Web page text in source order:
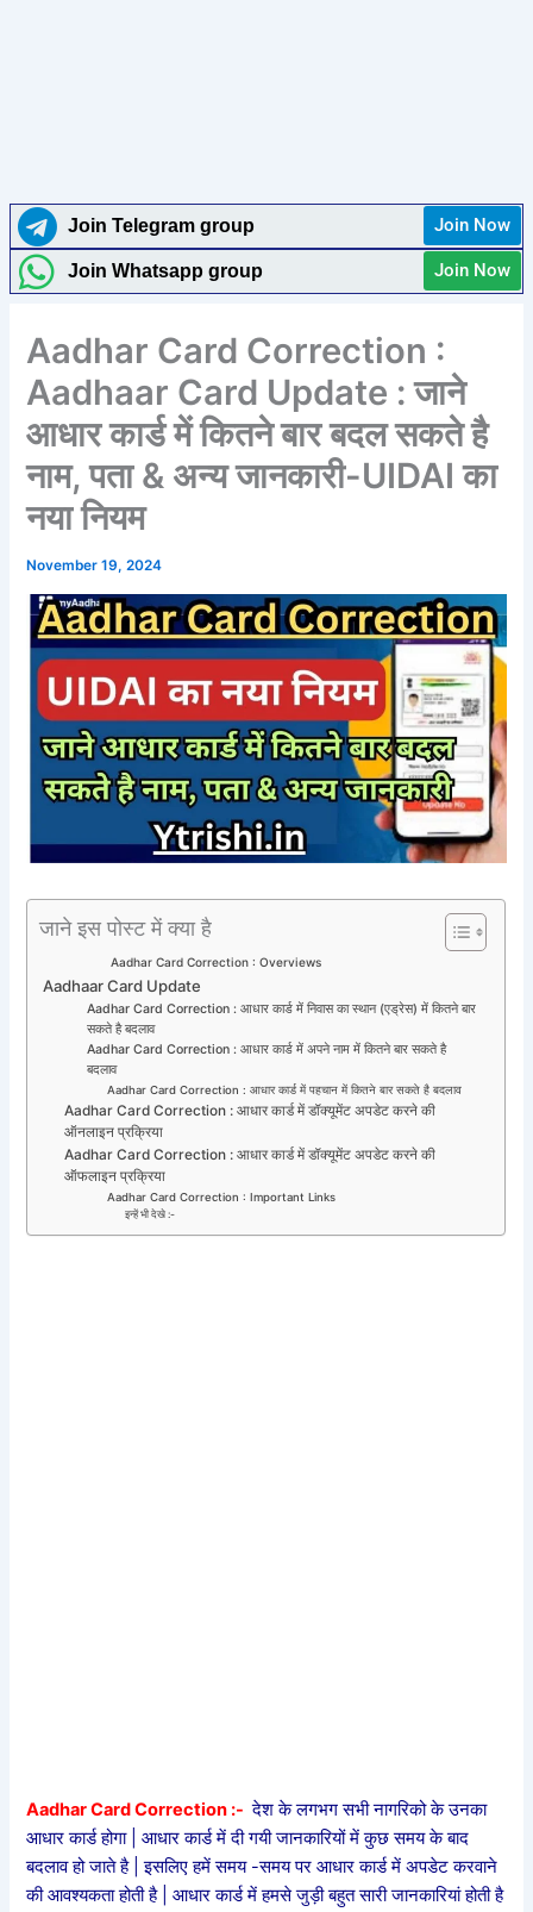
Join Telegram group Join Now
Join Whatsapp group Join Now
Aadhar Card Correction :
Aadhaar Card Update : जाने
आधार कार्ड में कितने बार बदल सकते है
नाम, पता & अन्य जानकारी-UIDAI का
नया नियम
November 19, 2024
जाने इस पोस्ट में क्या है
Aadhar Card Correction : Overviews
Aadhaar Card Update
Aadhar Card Correction : आधार कार्ड में निवास का स्थान (एड्रेस) में कितने बार
सकते है बदलाव
Aadhar Card Correction : आधार कार्ड में अपने नाम में कितने बार सकते है
बदलाव
Aadhar Card Correction : आधार कार्ड में पहचान में कितने बार सकते है बदलाव
Aadhar Card Correction : आधार कार्ड में डॉक्यूमेंट अपडेट करने की
ऑनलाइन प्रक्रिया
Aadhar Card Correction : आधार कार्ड में डॉक्यूमेंट अपडेट करने की
ऑफलाइन प्रक्रिया
Aadhar Card Correction : Important Links
इन्हें भी देखे :-
Aadhar Card Correction :- देश के लगभग सभी नागरिको के उनका
आधार कार्ड होगा | आधार कार्ड में दी गयी जानकारियों में कुछ समय के बाद
बदलाव हो जाते है | इसलिए हमें समय -समय पर आधार कार्ड में अपडेट करवाने
की आवश्यकता होती है | आधार कार्ड में हमसे जुड़ी बहुत सारी जानकारियां होती है